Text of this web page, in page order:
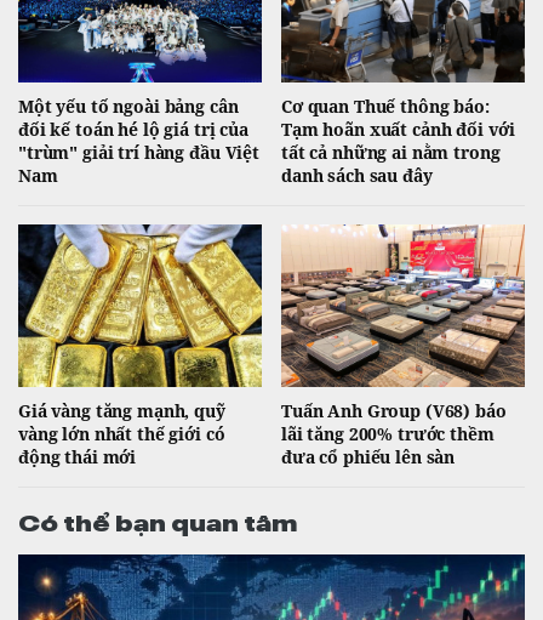
Một yếu tố ngoài bảng cân
đối kế toán hé lộ giá trị của
"trùm" giải trí hàng đầu Việt
Nam
Cơ quan Thuế thông báo:
Tạm hoãn xuất cảnh đối với
tất cả những ai nằm trong
danh sách sau đây
Giá vàng tăng mạnh, quỹ
vàng lớn nhất thế giới có
động thái mới
Tuấn Anh Group (V68) báo
lãi tăng 200% trước thềm
đưa cổ phiếu lên sàn
Có thể bạn quan tâm